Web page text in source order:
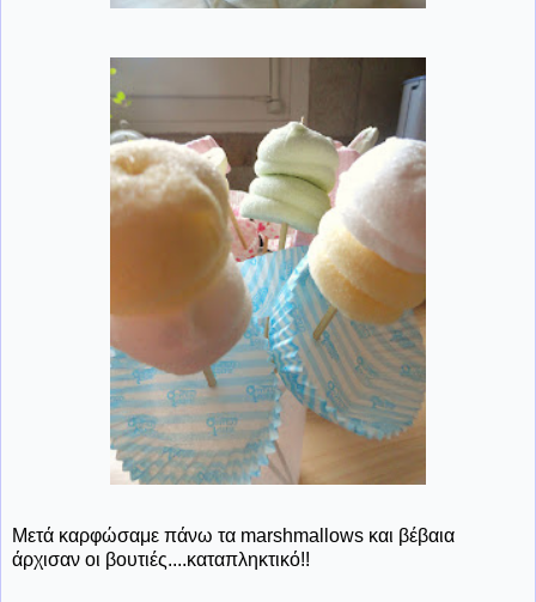
Μετά καρφώσαμε πάνω τα marshmallows και βέβαια
άρχισαν οι βουτιές....καταπληκτικό!!